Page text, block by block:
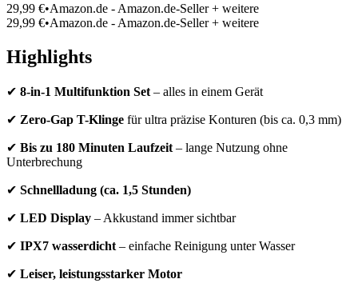
29,99 €•Amazon.de - Amazon.de-Seller + weitere
29,99 €•Amazon.de - Amazon.de-Seller + weitere
Highlights
✔ 8-in-1 Multifunktion Set – alles in einem Gerät
✔ Zero-Gap T-Klinge für ultra präzise Konturen (bis ca. 0,3 mm)
✔ Bis zu 180 Minuten Laufzeit – lange Nutzung ohne
Unterbrechung
✔ Schnellladung (ca. 1,5 Stunden)
✔ LED Display – Akkustand immer sichtbar
✔ IPX7 wasserdicht – einfache Reinigung unter Wasser
✔ Leiser, leistungsstarker Motor